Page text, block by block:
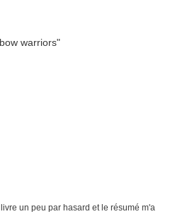
un peu par hasard et le résumé m'a